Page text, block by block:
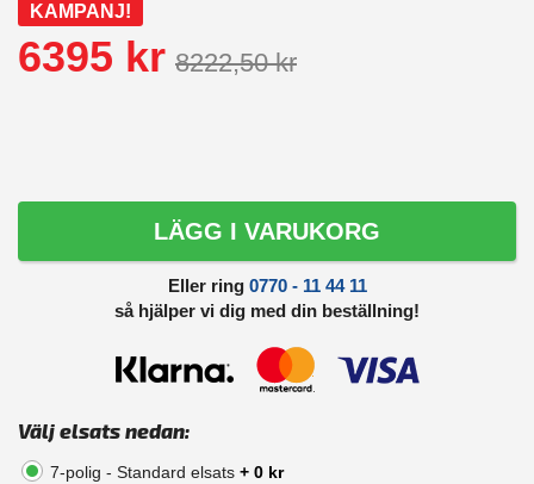
KAMPANJ!
6395 kr 8222,50 kr
LÄGG I VARUKORG
Eller ring 0770 - 11 44 11
så hjälper vi dig med din beställning!
Välj elsats nedan:
7-polig - Standard elsats + 0 kr